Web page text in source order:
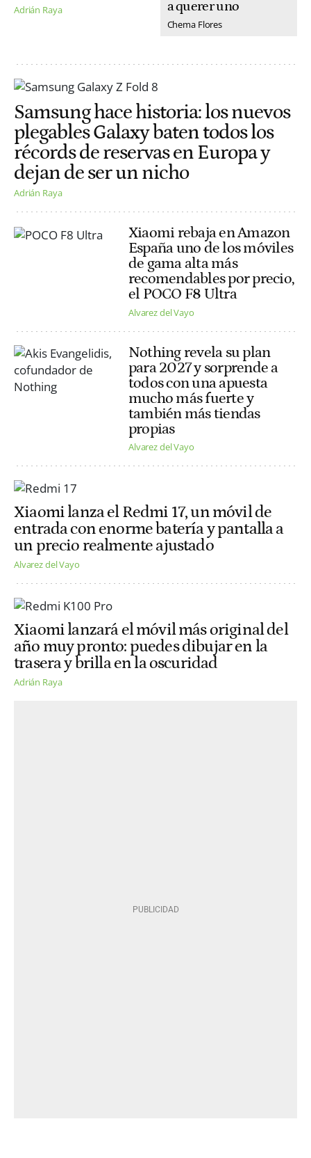
Adrián Raya a querer uno
Chema Flores
Samsung hace historia: los nuevos
plegables Galaxy baten todos los
récords de reservas en Europa y
dejan de ser un nicho
Adrián Raya
Xiaomi rebaja en Amazon
España uno de los móviles
de gama alta más
recomendables por precio,
el POCO F8 Ultra
Alvarez del Vayo
Nothing revela su plan
para 2027 y sorprende a
todos con una apuesta
mucho más fuerte y
también más tiendas
propias
Alvarez del Vayo
Xiaomi lanza el Redmi 17, un móvil de
entrada con enorme batería y pantalla a
un precio realmente ajustado
Alvarez del Vayo
Xiaomi lanzará el móvil más original del
año muy pronto: puedes dibujar en la
trasera y brilla en la oscuridad
Adrián Raya